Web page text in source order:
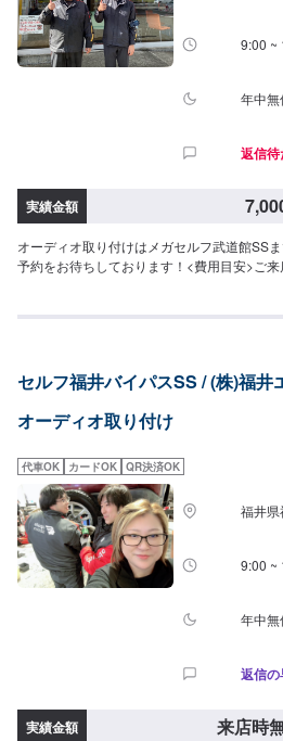
9:00 ~
年中無
返信待
実績金額
オーディオ取り付けはメガセルフ武道館SS
予約をお待ちしております！<費用目安>ご来
セルフ福井バイパスSS / (株)福井
オーディオ取り付け
代車OK カードOK QR決済OK
福井
9:00 ~
年中無
返信
実績金額 来店時